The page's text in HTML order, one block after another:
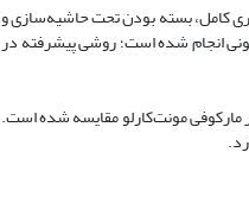
کامل، بسته بودن تحت حاشیه‌سازی و
انجام شده است؛ روشی پیشرفته در
مارکوفی مونت‌کارلو مقایسه شده است.